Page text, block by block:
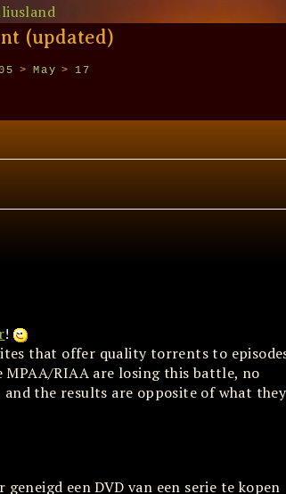
(updated)
> May > 17
!
that offer quality torrents to
RIAA are losing this battle, no
the results are opposite of what they
een DVD van een serie te kopen